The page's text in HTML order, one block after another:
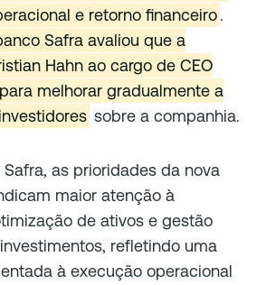
e retorno financeiro.
Safra avaliou que a
Hahn ao cargo de CEO
melhorar gradualmente a
sobre a companhia.
as prioridades da nova
maior atenção à
de ativos e gestão
refletindo uma
à execução operacional